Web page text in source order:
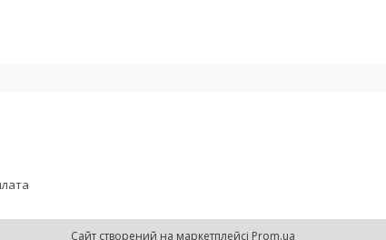
Сайт створений на маркетплейсі Prom.ua